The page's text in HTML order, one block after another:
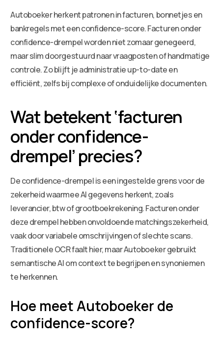
Autoboeker herkent patronen in facturen, bonnetjes en
bankregels met een confidence-score. Facturen onder
confidence-drempel worden niet zomaar genegeerd,
maar slim doorgestuurd naar vraagposten of handmatige
controle. Zo blijft je administratie up-to-date en
efficiënt, zelfs bij complexe of onduidelijke documenten.
Wat betekent ‘facturen
onder confidence-
drempel’ precies?
De confidence-drempel is een ingestelde grens voor de
zekerheid waarmee AI gegevens herkent, zoals
leverancier, btw of grootboekrekening. Facturen onder
deze drempel hebben onvoldoende matchingszekerheid,
vaak door variabele omschrijvingen of slechte scans.
Traditionele OCR faalt hier, maar Autoboeker gebruikt
semantische AI om context te begrijpen en synoniemen
te herkennen.
Hoe meet Autoboeker de
confidence-score?